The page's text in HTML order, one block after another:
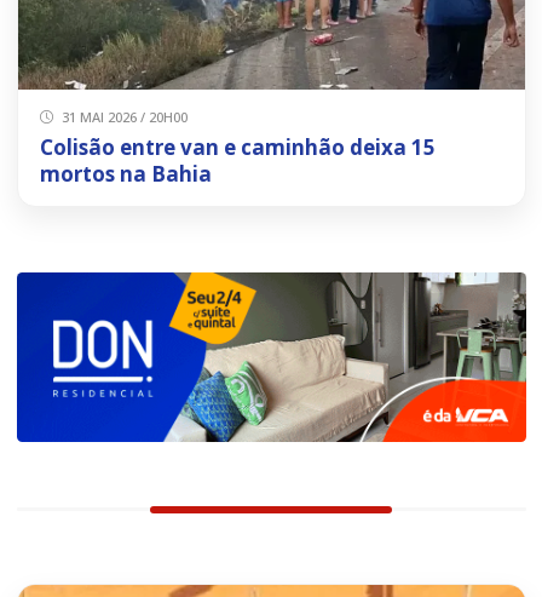
31 MAI 2026 / 20H00
Colisão entre van e caminhão deixa 15
mortos na Bahia